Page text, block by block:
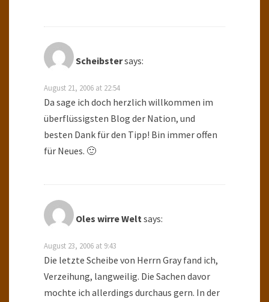
Scheibstersays:
August 21, 2006 at 22:54
Da sage ich doch herzlich willkommen im
überflüssigsten Blog der Nation, und
besten Dank für den Tipp! Bin immer offen
für Neues. 🙂
Oles wirre Weltsays:
August 23, 2006 at 9:43
Die letzte Scheibe von Herrn Gray fand ich,
Verzeihung, langweilig. Die Sachen davor
mochte ich allerdings durchaus gern. In der